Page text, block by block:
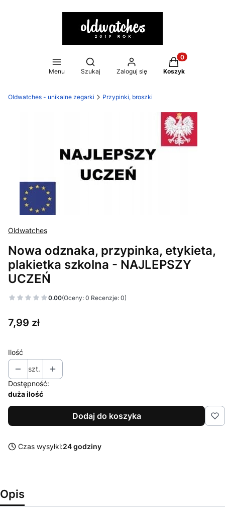
Menu
Otwórz wyszukiwarkę
Szukaj Zaloguj się
Produkty w
Koszyk
Oldwatches - unikalne zegarki Przypinki, broszki
Oldwatches
Nowa odznaka, przypinka, etykieta,
plakietka szkolna - NAJLEPSZY
UCZEŃ
0.00(Oceny: 0 Recenzje: 0)
Cena
7,99 zł
Ilość
szt.
Dostępność:
duża ilość
Dodaj do koszyka
Czas wysyłki:24 godziny
Opis